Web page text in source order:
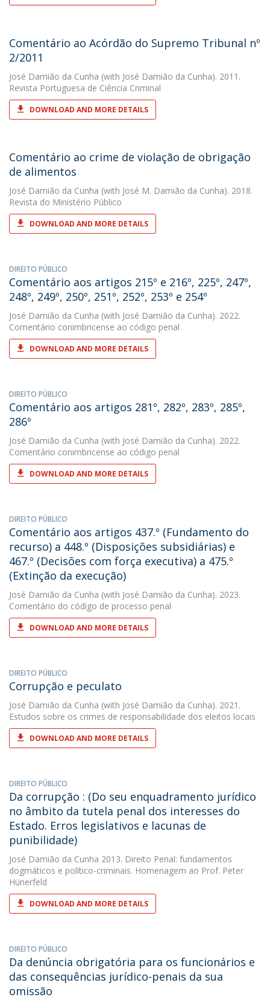
Comentário ao Acórdão do Supremo Tribunal nº
2/2011
José Damião da Cunha (with José Damião da Cunha). 2011.
Revista Portuguesa de Ciência Criminal
DOWNLOAD AND MORE DETAILS
Comentário ao crime de violação de obrigação
de alimentos
José Damião da Cunha (with José M. Damião da Cunha). 2018.
Revista do Ministério Público
DOWNLOAD AND MORE DETAILS
DIREITO PÚBLICO
Comentário aos artigos 215º e 216º, 225º, 247º,
248º, 249º, 250º, 251º, 252º, 253º e 254º
José Damião da Cunha (with José Damião da Cunha). 2022.
Comentário conimbricense ao código penal
DOWNLOAD AND MORE DETAILS
DIREITO PÚBLICO
Comentário aos artigos 281º, 282º, 283º, 285º,
286º
José Damião da Cunha (with José Damião da Cunha). 2022.
Comentário conimbricense ao código penal
DOWNLOAD AND MORE DETAILS
DIREITO PÚBLICO
Comentário aos artigos 437.º (Fundamento do
recurso) a 448.º (Disposições subsidiárias) e
467.º (Decisões com força executiva) a 475.º
(Extinção da execução)
José Damião da Cunha (with José Damião da Cunha). 2023.
Comentário do código de processo penal
DOWNLOAD AND MORE DETAILS
DIREITO PÚBLICO
Corrupção e peculato
José Damião da Cunha (with José Damião da Cunha). 2021.
Estudos sobre os crimes de responsabilidade dos eleitos locais
DOWNLOAD AND MORE DETAILS
DIREITO PÚBLICO
Da corrupção : (Do seu enquadramento jurídico
no âmbito da tutela penal dos interesses do
Estado. Erros legislativos e lacunas de
punibilidade)
José Damião da Cunha 2013. Direito Penal: fundamentos
dogmáticos e político-criminais. Homenagem ao Prof. Peter
Hünerfeld
DOWNLOAD AND MORE DETAILS
DIREITO PÚBLICO
Da denúncia obrigatória para os funcionários e
das consequências jurídico-penais da sua
omissão